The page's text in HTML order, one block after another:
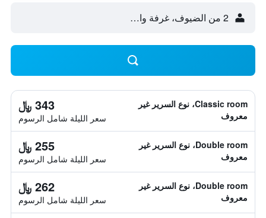
2 من الضيوف، غرفة واحدة
Classic room، نوع السرير غير
معروف
343 ﷼
سعر الليلة شامل الرسوم
Double room، نوع السرير غير
معروف
255 ﷼
سعر الليلة شامل الرسوم
Double room، نوع السرير غير
معروف
262 ﷼
سعر الليلة شامل الرسوم